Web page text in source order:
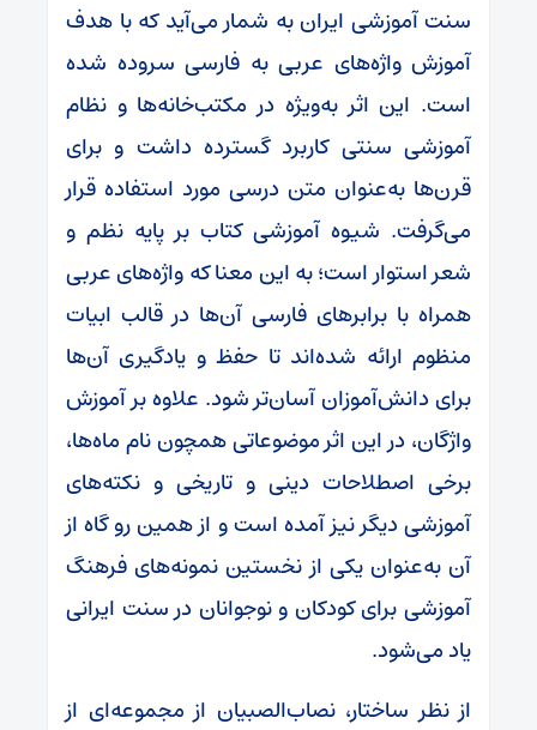
سنت آموزشی ایران به شمار می‌آید که با هدف
آموزش واژه‌های عربی به فارسی سروده شده
است. این اثر به‌ویژه در مکتب‌خانه‌ها و نظام
آموزشی سنتی کاربرد گسترده داشت و برای
قرن‌ها به‌عنوان متن درسی مورد استفاده قرار
می‌گرفت. شیوه آموزشی کتاب بر پایه نظم و
شعر استوار است؛ به این معنا که واژه‌های عربی
همراه با برابرهای فارسی آن‌ها در قالب ابیات
منظوم ارائه شده‌اند تا حفظ و یادگیری آن‌ها
برای دانش‌آموزان آسان‌تر شود. علاوه بر آموزش
واژگان، در این اثر موضوعاتی همچون نام ماه‌ها،
برخی اصطلاحات دینی و تاریخی و نکته‌های
آموزشی دیگر نیز آمده است و از همین رو گاه از
آن به‌عنوان یکی از نخستین نمونه‌های فرهنگ
آموزشی برای کودکان و نوجوانان در سنت ایرانی
یاد می‌شود.
از نظر ساختار، نصاب‌الصبیان از مجموعه‌ای از